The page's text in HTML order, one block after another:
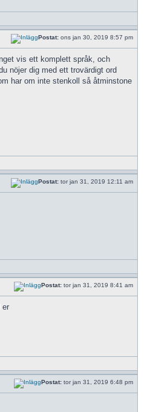
Postat: ons jan 30, 2019 8:57 pm
vis ett komplett språk, och
nöjer dig med ett trovärdigt ord
har om inte stenkoll så åtminstone
Postat: tor jan 31, 2019 12:11 am
Postat: tor jan 31, 2019 8:41 am
er
Postat: tor jan 31, 2019 6:48 pm